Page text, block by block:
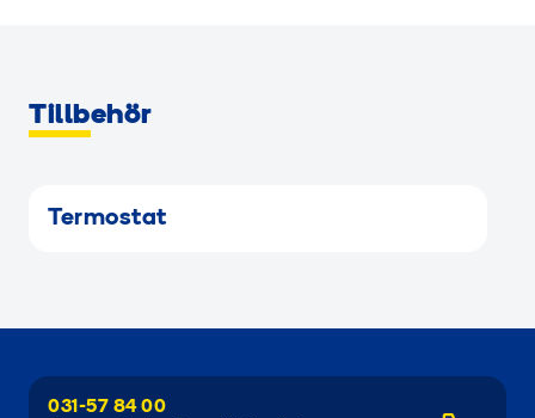
Tillbehör
Termostat
031-57 84 00